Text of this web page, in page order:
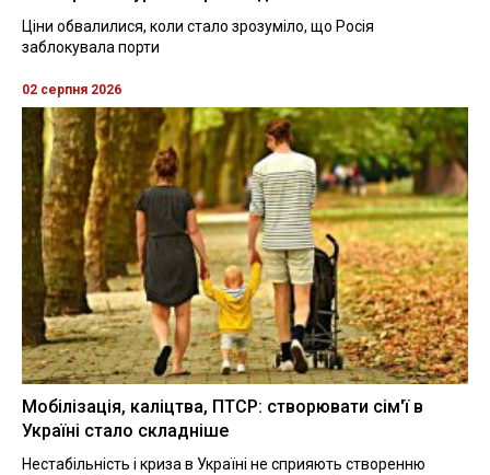
Ціни обвалилися, коли стало зрозуміло, що Росія
заблокувала порти
02 серпня 2026
Мобілізація, каліцтва, ПТСР: створювати сім'ї в
Україні стало складніше
Нестабільність і криза в Україні не сприяють створенню